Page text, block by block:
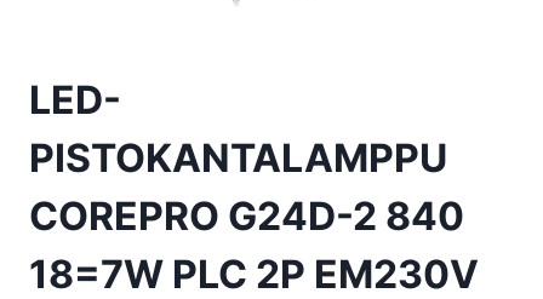
LED-
PISTOKANTALAMPPU
COREPRO G24D-2 840
18=7W PLC 2P EM230V